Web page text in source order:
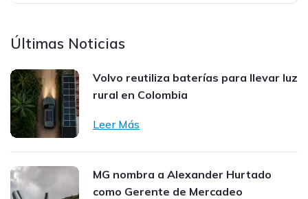
Últimas Noticias
Volvo reutiliza baterías para llevar luz
rural en Colombia
Leer Más
MG nombra a Alexander Hurtado
como Gerente de Mercadeo